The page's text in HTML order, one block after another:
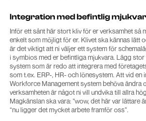
Integration med befintlig
Inför ett sånt här stort kliv för er verksamhet så
enkelt som möjligt för er. Klivet ska kännas lätt
är det viktigt att ni väljer ett system för
i symbios med er befintliga mjukvara. Lägg stor
system som är redo att integrera med
som t.ex. ERP-, HR- och lönesystem. Att vid en
Workforce Management system behöva ändra
verksamheten är något ni vill undvika till allra
Magkänslan ska vara: "wow, det här var lättare
“nu ligger det mycket arbete framför oss”.